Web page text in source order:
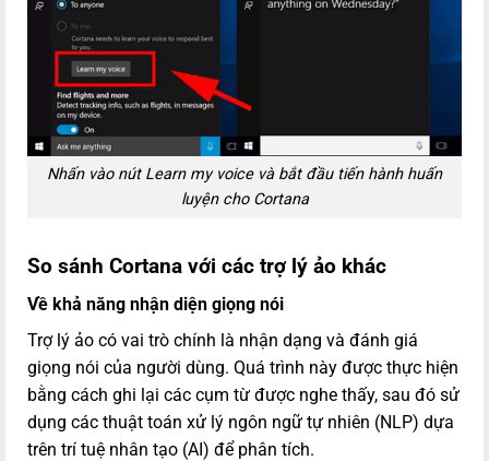
Nhấn vào nút Learn my voice và bắt đầu tiến hành huấn
luyện cho Cortana
So sánh Cortana với các trợ lý ảo khác
Về khả năng nhận diện giọng nói
Trợ lý ảo có vai trò chính là nhận dạng và đánh giá
giọng nói của người dùng. Quá trình này được thực hiện
bằng cách ghi lại các cụm từ được nghe thấy, sau đó sử
dụng các thuật toán xử lý ngôn ngữ tự nhiên (NLP) dựa
trên trí tuệ nhân tạo (AI) để phân tích.